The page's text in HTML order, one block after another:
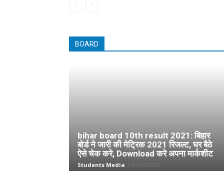
BOARD
bihar board 10th result 2021: बिहार
बोर्ड ने जारी की मेट्रिक 2021 रिजल्ट, घर बैठे
ऐसे चेक करे, Download करे अपना मार्कशीट
Students Media -